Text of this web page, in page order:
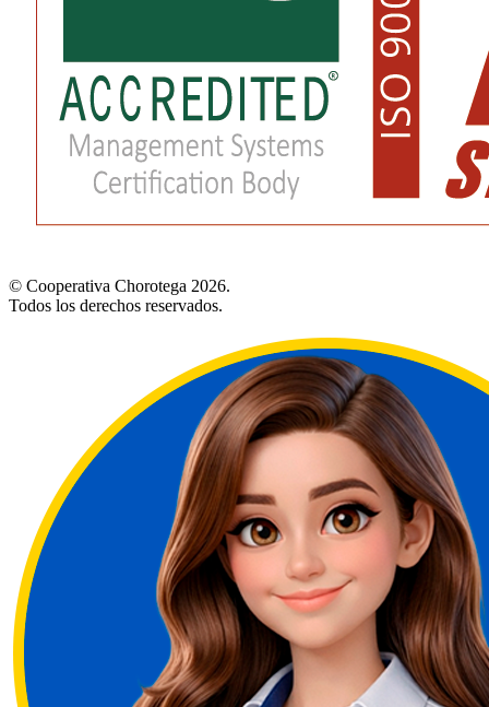
© Cooperativa Chorotega 2026.
Todos los derechos reservados.